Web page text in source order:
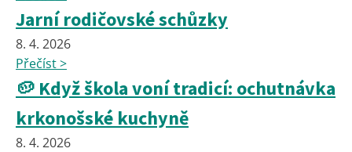
Jarní rodičovské schůzky
8. 4. 2026
Přečíst >
🥔 Když škola voní tradicí: ochutnávka
krkonošské kuchyně
8. 4. 2026